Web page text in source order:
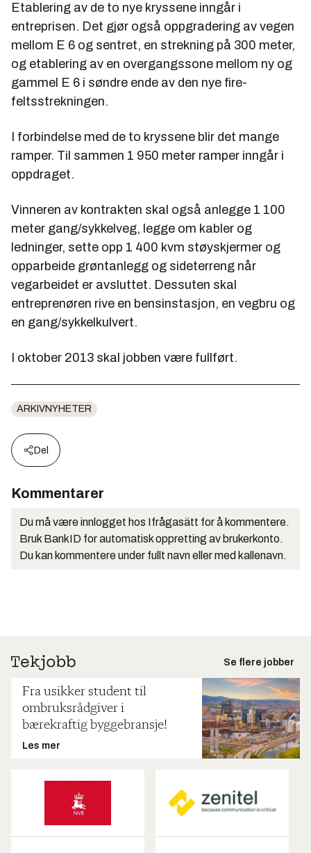
Etablering av de to nye kryssene inngår i
entreprisen. Det gjør også oppgradering av vegen
mellom E 6 og sentret, en strekning på 300 meter,
og etablering av en overgangssone mellom ny og
gammel E 6 i søndre ende av den nye fire-
feltsstrekningen.
I forbindelse med de to kryssene blir det mange
ramper. Til sammen 1 950 meter ramper inngår i
oppdraget.
Vinneren av kontrakten skal også anlegge 1 100
meter gang/sykkelveg, legge om kabler og
ledninger, sette opp 1 400 kvm støyskjermer og
opparbeide grøntanlegg og sideterreng når
vegarbeidet er avsluttet. Dessuten skal
entreprenøren rive en bensinstasjon, en vegbru og
en gang/sykkelkulvert.
I oktober 2013 skal jobben være fullført.
ARKIVNYHETER
Del
Kommentarer
Du må være innlogget hos Ifrågasätt for å kommentere.
Bruk BankID for automatisk oppretting av brukerkonto.
Du kan kommentere under fullt navn eller med kallenavn.
Se flere jobber
Fra usikker student til
ombruksrådgiver i
bærekraftig byggebransje!
Les mer